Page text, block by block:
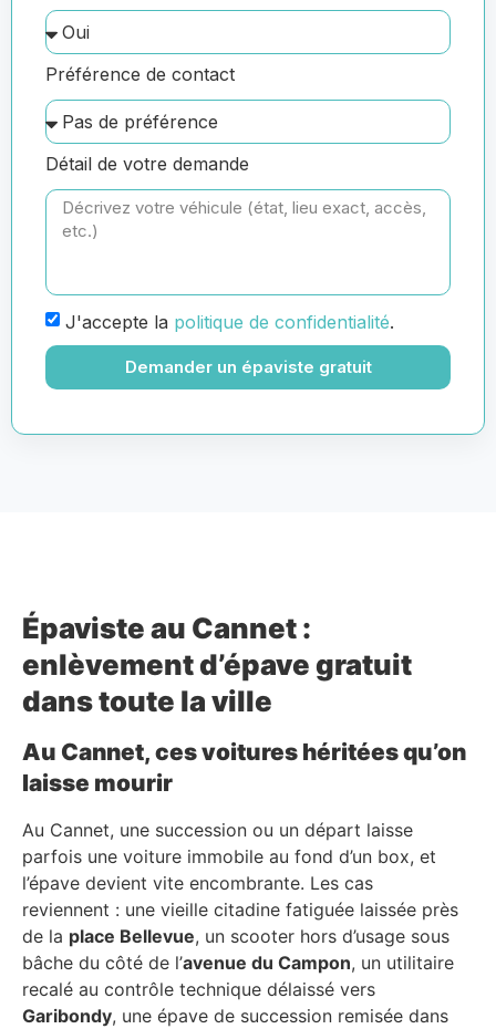
Préférence de contact
Détail de votre demande
J'accepte la politique de confidentialité.
Demander un épaviste gratuit
Épaviste au Cannet :
enlèvement d’épave gratuit
dans toute la ville
Au Cannet, ces voitures héritées qu’on
laisse mourir
Au Cannet, une succession ou un départ laisse
parfois une voiture immobile au fond d’un box, et
l’épave devient vite encombrante. Les cas
reviennent : une vieille citadine fatiguée laissée près
de la place Bellevue, un scooter hors d’usage sous
bâche du côté de l’avenue du Campon, un utilitaire
recalé au contrôle technique délaissé vers
Garibondy, une épave de succession remisée dans